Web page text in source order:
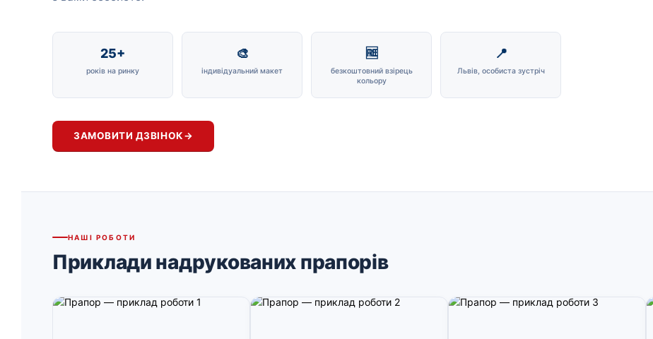
25+
років на ринку
🎨
індивідуальний макет
🆓
безкоштовний взірець
кольору
📍
Львів, особиста зустріч
ЗАМОВИТИ ДЗВІНОК→
НАШІ РОБОТИ
Приклади надрукованих прапорів